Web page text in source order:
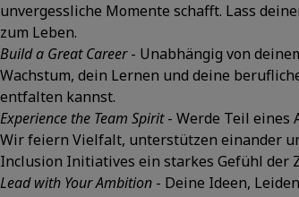
unvergessliche Momente schafft. Lass
zum Leben.
Build a Great Career- Unabhängig von
Wachstum, dein Lernen und deine
entfalten kannst.
Experience the Team Spirit- Werde Teil eines
Wir feiern Vielfalt, unterstützen einander
Inclusion Initiatives ein starkes Gefühl der
Lead with Your Ambition - Deine Ideen,